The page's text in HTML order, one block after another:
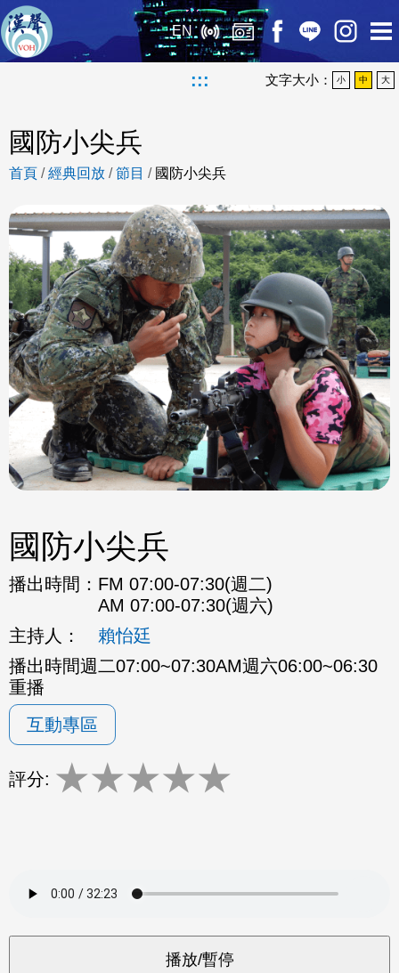
EN
::: 文字大小： 小 中 大
國防小尖兵
首頁 /經典回放 /節目 / 國防小尖兵
國防小尖兵
播出時間： FM 07:00-07:30(週二)
AM 07:00-07:30(週六)
主持人：
賴怡廷
播出時間週二07:00~07:30AM週六06:00~06:30
重播
互動專區
評分: ★★★★★